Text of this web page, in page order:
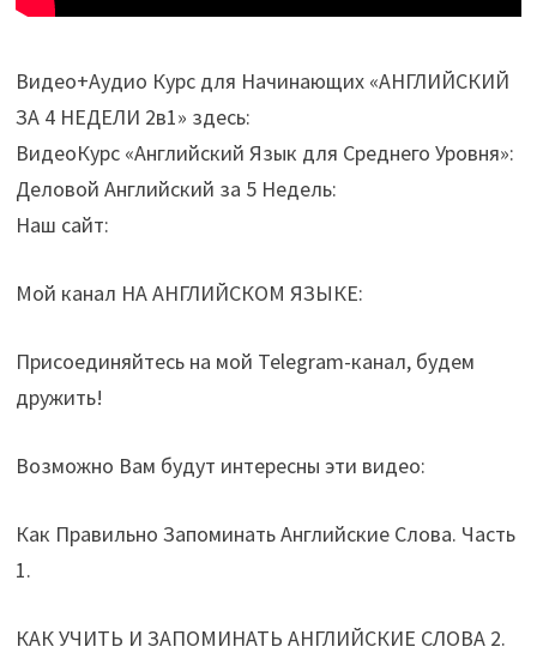
Видео+Аудио Курс для Начинающих «АНГЛИЙСКИЙ
ЗА 4 НЕДЕЛИ 2в1» здесь:
ВидеоКурс «Английский Язык для Среднего Уровня»:
Деловой Английский за 5 Недель:
Наш сайт:
Мой канал НА АНГЛИЙСКОМ ЯЗЫКЕ:
Присоединяйтесь на мой Telegram-канал, будем
дружить!
Возможно Вам будут интересны эти видео:
Как Правильно Запоминать Английские Слова. Часть
1.
КАК УЧИТЬ И ЗАПОМИНАТЬ АНГЛИЙСКИЕ СЛОВА 2.